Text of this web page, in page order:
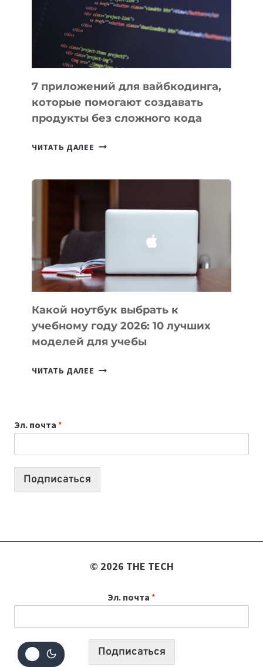
РАБОТЫ
7 приложений для вайбкодинга,
которые помогают создавать
продукты без сложного кода
ЧИТАТЬ ДАЛЕЕ 7
ПОМОГАЮТ
СОЗДАВАТЬ
БЕЗ
СЛОЖНОГО
КОДА
Какой ноутбук выбрать к
учебному году 2026: 10 лучших
моделей для учебы
ЧИТАТЬ ДАЛЕЕ КАКОЙ
2026:
10
Эл. почта *
Подписаться
© 2026 THE TECH
Эл. почта *
Подписаться